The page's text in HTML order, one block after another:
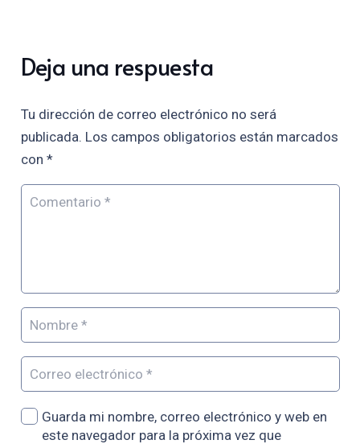
Deja una respuesta
Tu dirección de correo electrónico no será
publicada. Los campos obligatorios están marcados
con *
Guarda mi nombre, correo electrónico y web en
este navegador para la próxima vez que